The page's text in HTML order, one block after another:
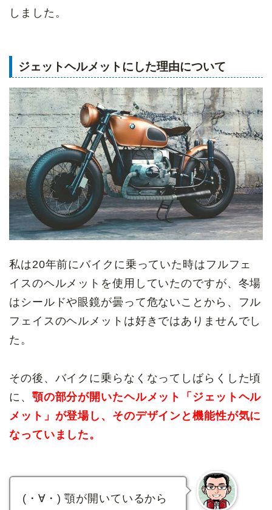
しました。
ジェットヘルメットにした理由について
私は20年前にバイクに乗っていた時はフルフェ
イスのヘルメットを使用していたのですが、冬場
はシールドや眼鏡が曇って危ないことから、フル
フェイスのヘルメットは好きではありませんでし
た。
その後、バイクに乗らなくなってしばらくした頃
に、 顎の部分が開いたヘルメット「ジェットヘル
メット」が登場し、そのデザインと機能性が気に
なっていました。
(・∀・) 顎が開いているから